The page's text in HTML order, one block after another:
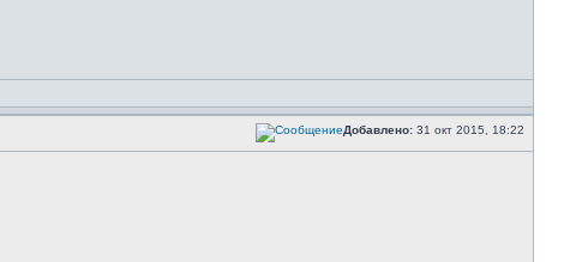
Добавлено: 31 окт 2015, 18:22